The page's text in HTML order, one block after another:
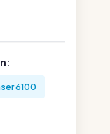
6100